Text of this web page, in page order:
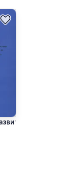
5-е изд., пер. и
системы
0 на основе 0